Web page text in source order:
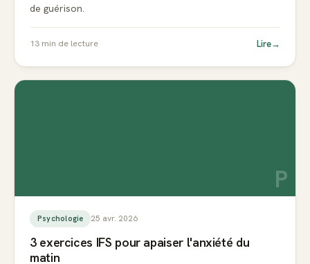
de guérison.
13 min de lecture Lire→
P
Psychologie 25 avr. 2026
3 exercices IFS pour apaiser l'anxiété du
matin